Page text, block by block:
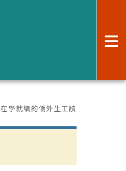
在學就讀的僑外生工讀